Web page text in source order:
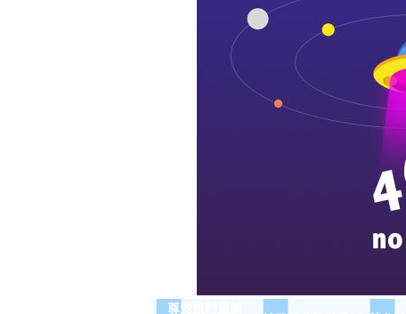
尊龙凯时最新